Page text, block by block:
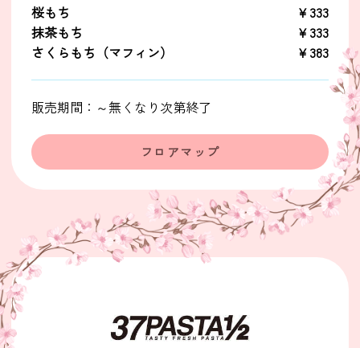
桜もち
￥333
抹茶もち
￥333
さくらもち（マフィン）
￥383
販売期間：～無くなり次第終了
フロアマップ